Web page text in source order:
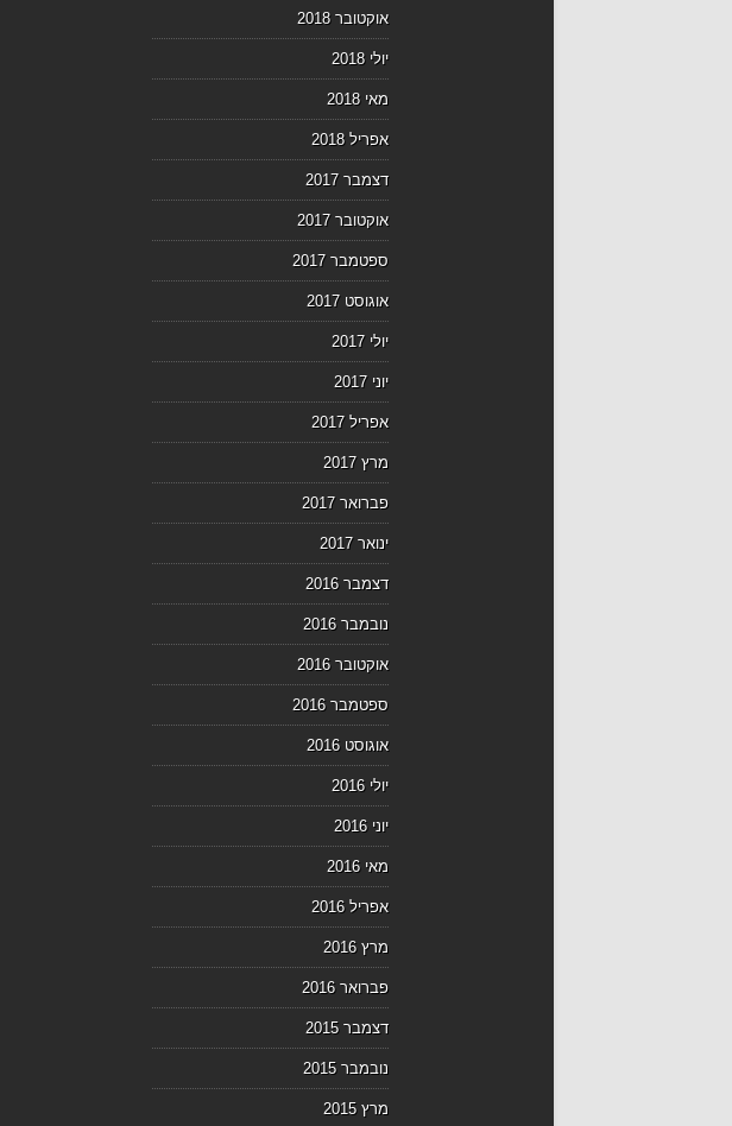
אוקטובר 2018
יולי 2018
מאי 2018
אפריל 2018
דצמבר 2017
אוקטובר 2017
ספטמבר 2017
אוגוסט 2017
יולי 2017
יוני 2017
אפריל 2017
מרץ 2017
פברואר 2017
ינואר 2017
דצמבר 2016
נובמבר 2016
אוקטובר 2016
ספטמבר 2016
אוגוסט 2016
יולי 2016
יוני 2016
מאי 2016
אפריל 2016
מרץ 2016
פברואר 2016
דצמבר 2015
נובמבר 2015
מרץ 2015